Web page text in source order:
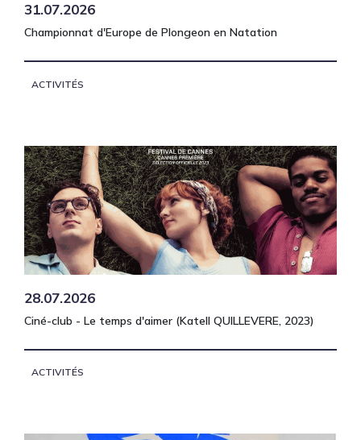
31.07.2026
Championnat d'Europe de Plongeon en Natation
ACTIVITÉS
28.07.2026
Ciné-club - Le temps d'aimer (Katell QUILLEVERE, 2023)
ACTIVITÉS